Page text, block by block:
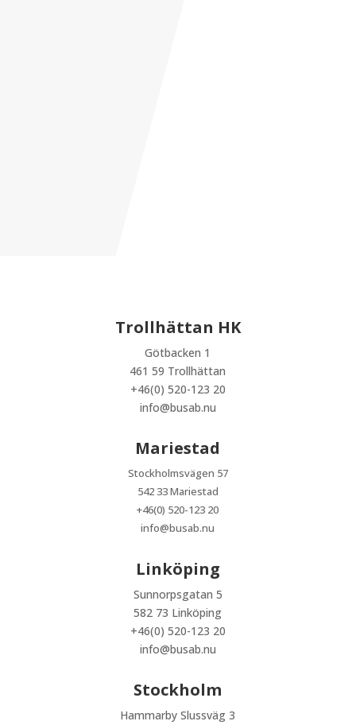
Trollhättan HK
Götbacken 1
461 59 Trollhättan
+46(0) 520-123 20
info@busab.nu
Mariestad
Stockholmsvägen 57
542 33 Mariestad
+46(0) 520-123 20
info@busab.nu
Linköping
Sunnorpsgatan 5
582 73 Linköping
+46(0) 520-123 20
info@busab.nu
Stockholm
Hammarby Slussväg 3